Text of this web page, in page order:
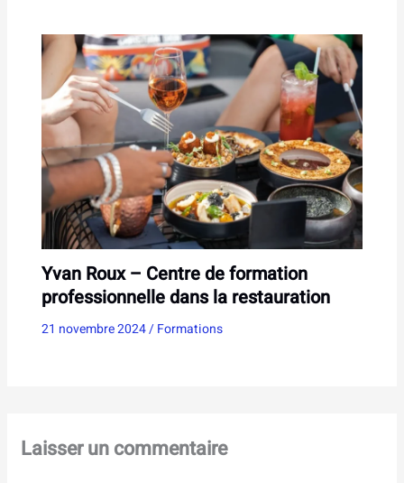
Yvan Roux – Centre de formation
professionnelle dans la restauration
21 novembre 2024/Formations
Laisser un commentaire